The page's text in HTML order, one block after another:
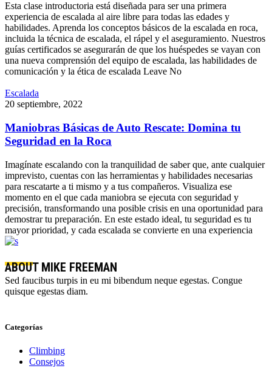
Esta clase introductoria está diseñada para ser una primera
experiencia de escalada al aire libre para todas las edades y
habilidades. Aprenda los conceptos básicos de la escalada en roca,
incluida la técnica de escalada, el rápel y el aseguramiento. Nuestros
guías certificados se asegurarán de que los huéspedes se vayan con
una nueva comprensión del equipo de escalada, las habilidades de
comunicación y la ética de escalada Leave No
Escalada
20 septiembre, 2022
Maniobras Básicas de Auto Rescate: Domina tu
Seguridad en la Roca
Imagínate escalando con la tranquilidad de saber que, ante cualquier
imprevisto, cuentas con las herramientas y habilidades necesarias
para rescatarte a ti mismo y a tus compañeros. Visualiza ese
momento en el que cada maniobra se ejecuta con seguridad y
precisión, transformando una posible crisis en una oportunidad para
demostrar tu preparación. En este estado ideal, tu seguridad es tu
mayor prioridad, y cada escalada se convierte en una experiencia
ABOUT MIKE FREEMAN
Sed faucibus turpis in eu mi bibendum neque egestas. Congue
quisque egestas diam.
Categorías
Climbing
Consejos